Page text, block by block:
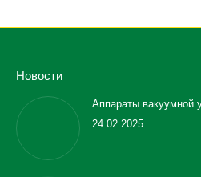
Новости
Аппараты вакуумной
24.02.2025